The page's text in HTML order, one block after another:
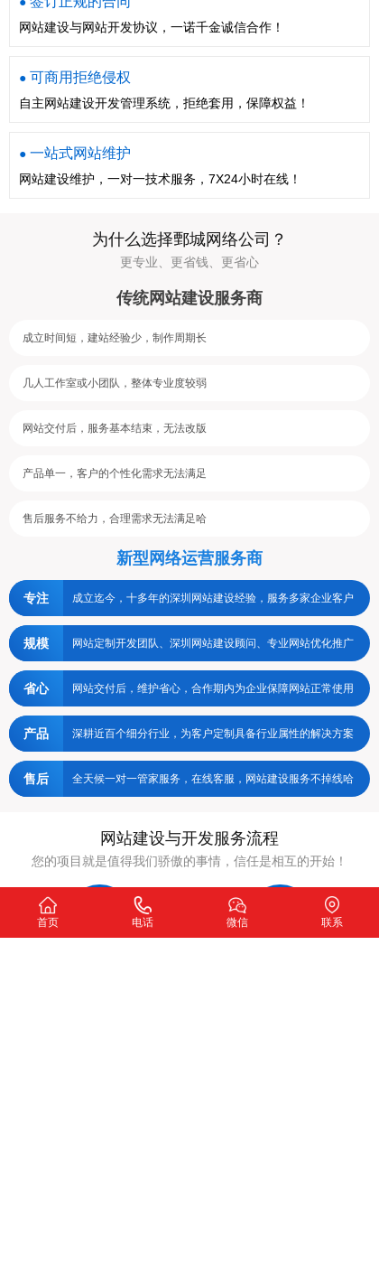
网站建设与网站开发协议，一诺千金诚信合作！
● 可商用拒绝侵权
自主网站建设开发管理系统，拒绝套用，保障权益！
● 一站式网站维护
网站建设维护，一对一技术服务，7X24小时在线！
为什么选择鄄城网络公司？
更专业、更省钱、更省心
传统网站建设服务商
成立时间短，建站经验少，制作周期长
几人工作室或小团队，整体专业度较弱
网站交付后，服务基本结束，无法改版
产品单一，客户的个性化需求无法满足
售后服务不给力，合理需求无法满足哈
新型网络运营服务商
专注 成立迄今，十多年的深圳网站建设经验，服务多家企业客户
规模 网站定制开发团队、深圳网站建设顾问、专业网站优化推广
省心 网站交付后，维护省心，合作期内为企业保障网站正常使用
产品 深耕近百个细分行业，为客户定制具备行业属性的解决方案
售后 全天候一对一管家服务，在线客服，网站建设服务不掉线哈
网站建设与开发服务流程
您的项目就是值得我们骄傲的事情，信任是相互的开始！
首页 电话 微信 联系